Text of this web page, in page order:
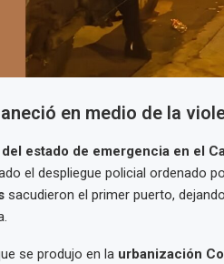
en medio de la
estado de emergencia en el
el despliegue policial ordenado
sacudieron el primer puerto, dejando
se produjo en la urbanización